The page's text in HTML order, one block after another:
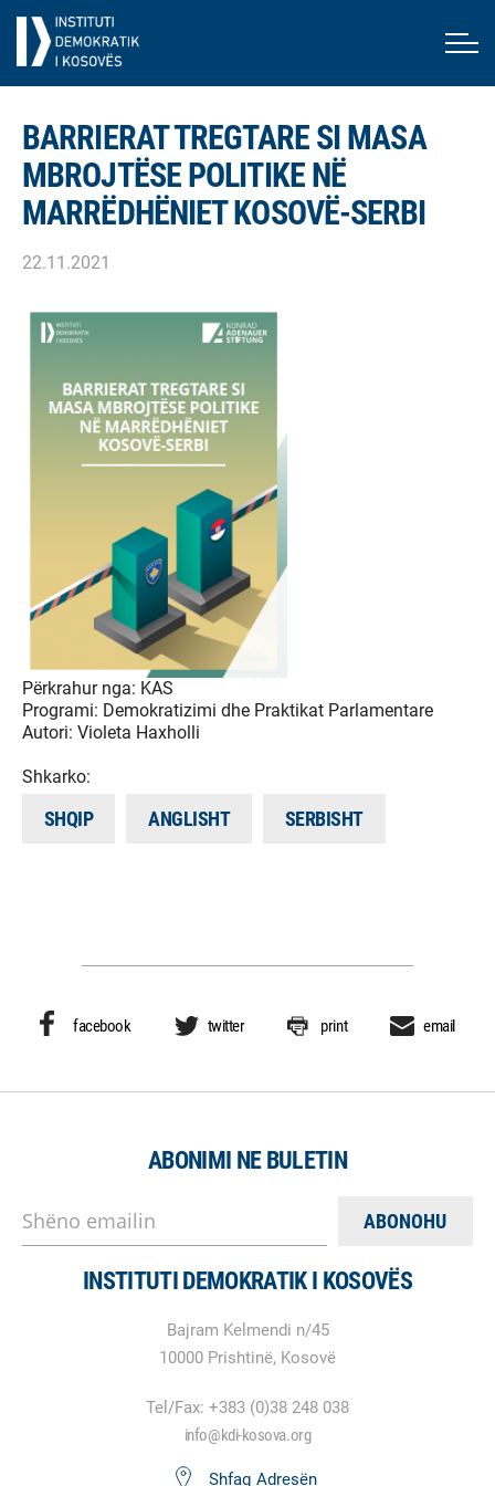
BARRIERAT TREGTARE SI MASA
MBROJTËSE POLITIKE NË
MARRËDHËNIET KOSOVË-SERBI
22.11.2021
Përkrahur nga: KAS
Programi: Demokratizimi dhe Praktikat Parlamentare
Autori: Violeta Haxholli
Shkarko:
SHQIP ANGLISHT SERBISHT
facebook twitter print email
ABONIMI NE BULETIN
Shëno emailin
INSTITUTI DEMOKRATIK I KOSOVËS
Bajram Kelmendi n/45
10000 Prishtinë, Kosovë
Tel/Fax: +383 (0)38 248 038
info@kdi-kosova.org
Shfaq Adresën